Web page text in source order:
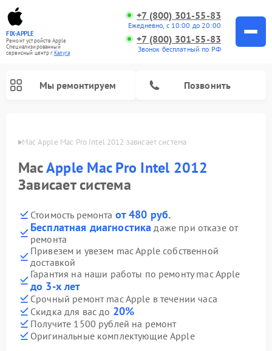
FIX-APPLE
Ремонт устройств Apple
Специализированный
cервисный центр г.Калуга
+7 (800) 301-55-83
Ежедневно, с 10:00 до 20:00
+7 (800) 301-55-83
Звонок бесплатный по РФ
Мы ремонтируем Позвонить
Mac Apple Mac Pro Intel 2012 зависает система
MacApple Mac Pro Intel 2012
Зависает система
Стоимость ремонта от 480 руб.
Бесплатная диагностика даже при отказе от
ремонта
Привезем и увезем mac Apple собственной
доставкой
Гарантия на наши работы по ремонту mac Apple
до 3-х лет
Срочный ремонт mac Apple в течении часа
Скидка для вас до 20%
Получите 1500 рублей на ремонт
Оригинальные комплектующие Apple